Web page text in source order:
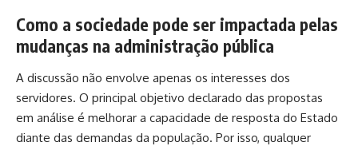
Como a sociedade pode ser impactada pelas
mudanças na administração pública
A discussão não envolve apenas os interesses dos
servidores. O principal objetivo declarado das propostas
em análise é melhorar a capacidade de resposta do Estado
diante das demandas da população. Por isso, qualquer